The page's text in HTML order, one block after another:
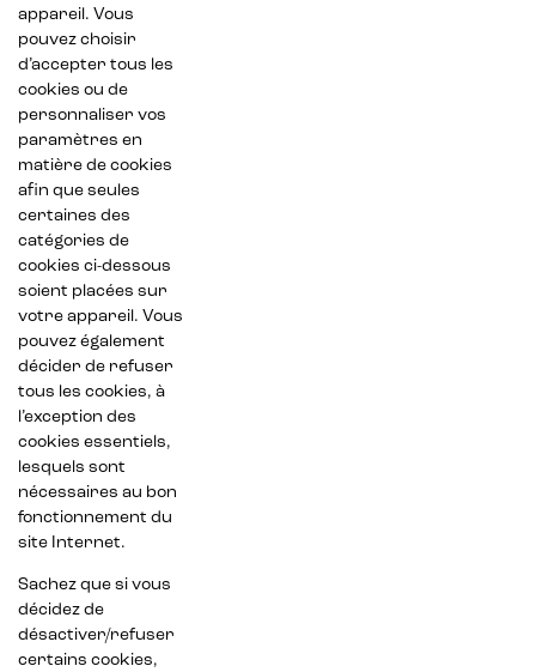
appareil. Vous
pouvez choisir
d’accepter tous les
cookies ou de
personnaliser vos
paramètres en
matière de cookies
afin que seules
certaines des
catégories de
cookies ci-dessous
soient placées sur
votre appareil. Vous
pouvez également
décider de refuser
tous les cookies, à
l’exception des
cookies essentiels,
lesquels sont
nécessaires au bon
fonctionnement du
site Internet.
Sachez que si vous
décidez de
désactiver/refuser
certains cookies,